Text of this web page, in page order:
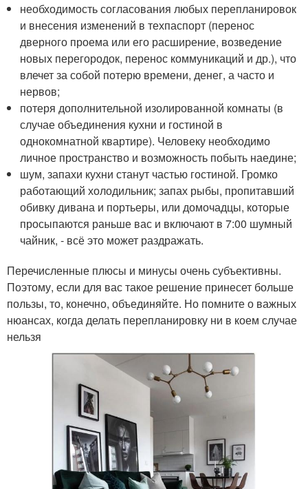
необходимость согласования любых перепланировок
и внесения изменений в техпаспорт (перенос
дверного проема или его расширение, возведение
новых перегородок, перенос коммуникаций и др.), что
влечет за собой потерю времени, денег, а часто и
нервов;
потеря дополнительной изолированной комнаты (в
случае объединения кухни и гостиной в
однокомнатной квартире). Человеку необходимо
личное пространство и возможность побыть наедине;
шум, запахи кухни станут частью гостиной. Громко
работающий холодильник; запах рыбы, пропитавший
обивку дивана и портьеры, или домочадцы, которые
просыпаются раньше вас и включают в 7:00 шумный
чайник, ‑ всё это может раздражать.
Перечисленные плюсы и минусы очень субъективны.
Поэтому, если для вас такое решение принесет больше
пользы, то, конечно, объединяйте. Но помните о важных
нюансах, когда делать перепланировку ни в коем случае
нельзя